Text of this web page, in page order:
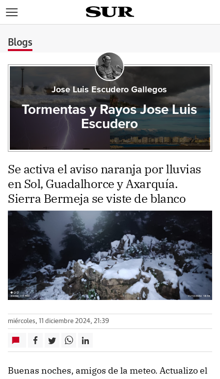
Blogs
Jose Luis Escudero Gallegos
Tormentas y Rayos Jose Luis
Escudero
Se activa el aviso naranja por lluvias
en Sol, Guadalhorce y Axarquía.
Sierra Bermeja se viste de blanco
miércoles, 11 diciembre 2024, 21:39
Buenas noches, amigos de la meteo. Actualizo el